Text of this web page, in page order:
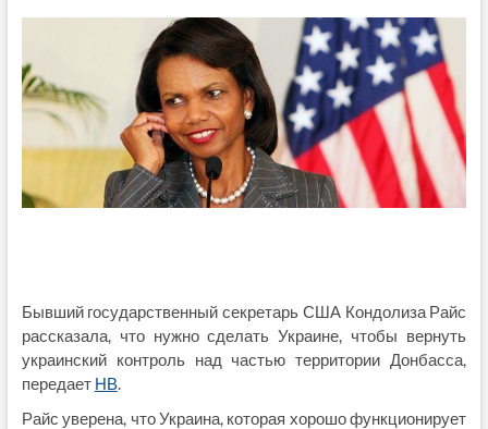
Бывший государственный секретарь США Кондолиза Райс
рассказала, что нужно сделать Украине, чтобы вернуть
украинский контроль над частью территории Донбасса,
передает НВ.
Райс уверена, что Украина, которая хорошо функционирует